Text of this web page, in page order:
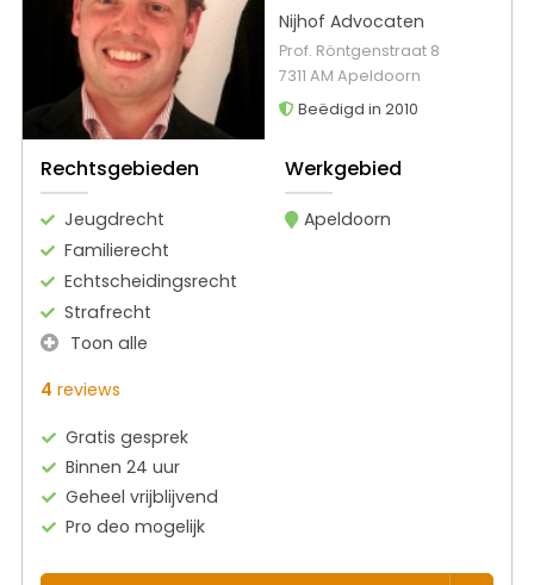
Nijhof Advocaten
Prof. Röntgenstraat 8
7311 AM Apeldoorn
Beëdigd in 2010
Rechtsgebieden
Jeugdrecht
Familierecht
Echtscheidingsrecht
Strafrecht
Toon alle
Werkgebied
Apeldoorn
4 reviews
Gratis gesprek
Binnen 24 uur
Geheel vrijblijvend
Pro deo mogelijk